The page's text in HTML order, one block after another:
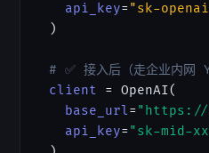
api_key="sk-
)
# ✅ 接入后（走企业内网
client = OpenAI(
base_url="https://
api_key="sk-mid-